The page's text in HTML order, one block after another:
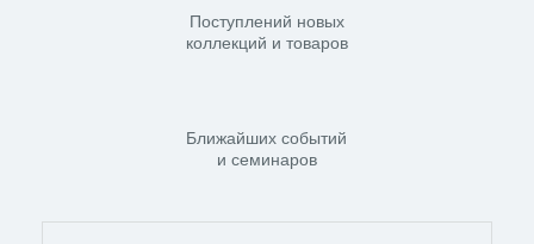
Поступлений новых
коллекций и товаров
Ближайших событий
и семинаров